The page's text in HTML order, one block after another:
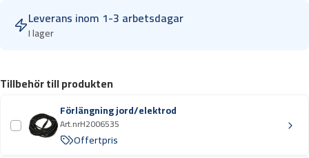
p
Leverans inom 1-3 arbetsdagar
I lager
Tillbehör till produkten
Förlängning jord/elektrod
Art.nrH2006535
Offertpris